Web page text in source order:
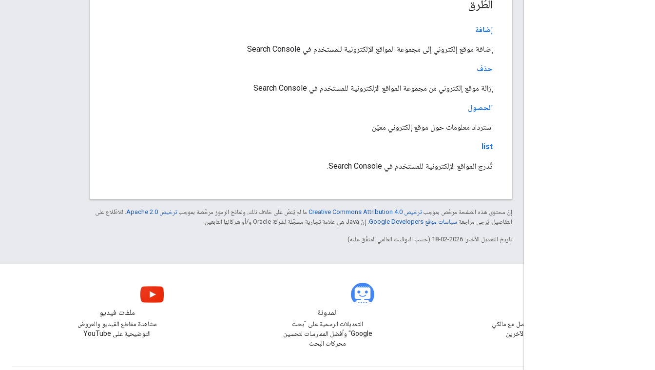
الطُرق
إضافة
إضافة موقع إلكتروني إلى مجموعة المواقع الإلكترونية للمستخدم في Search Console
حذف
إزالة موقع إلكتروني من مجموعة المواقع الإلكترونية للمستخدم في Search Console
الحصول
استرداد معلومات حول موقع إلكتروني معيّن
list
تُدرج المواقع الإلكترونية للمستخدم في Search Console.
إنّ محتوى هذه الصفحة مرخّص بموجبترخيص Creative Commons Attribution 4.0‏ ما لم يُنصّ على خلاف ذلك، ونماذج الرموز مرخّصة بموجبترخيص Apache 2.0‏
. للاطّلاع على
التفاصيل، يُرجى مراجعة سياسات موقع Google Developers‏ . إنّ Java هي علامة تجارية مسجَّلة لشركة Oracle و/أو شركائها التابعين.
تاريخ التعديل الأخير: 2026-02-18 (حسب التوقيت العالمي المتفَّق عليه)
العثور على إجابات والتواصل مع مالكي
المواقع الإلكترونية الآخرين
المدونة
التعديلات الرسمية على "بحث
Google" وأفضل الممارسات لتحسين
محركات البحث
ملفات فيديو
مشاهدة مقاطع الفيديو والعروض
التوضيحية على YouTube